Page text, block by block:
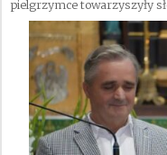
pielgrzymce towarzyszyły